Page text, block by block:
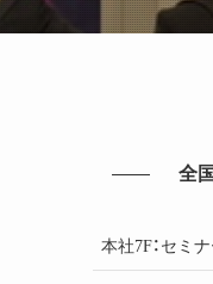
全
本社7F：セミ